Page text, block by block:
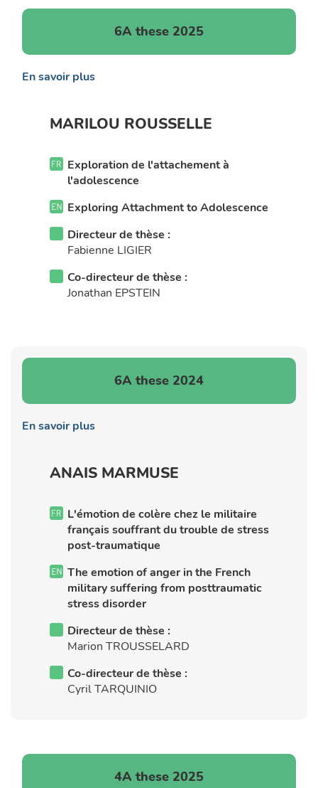
6A these 2025
En savoir plus
MARILOU ROUSSELLE
Exploration de l'attachement à
l'adolescence
Exploring Attachment to Adolescence
Directeur de thèse :
Fabienne LIGIER
Co-directeur de thèse :
Jonathan EPSTEIN
6A these 2024
En savoir plus
ANAIS MARMUSE
L'émotion de colère chez le militaire
français souffrant du trouble de stress
post-traumatique
The emotion of anger in the French
military suffering from posttraumatic
stress disorder
Directeur de thèse :
Marion TROUSSELARD
Co-directeur de thèse :
Cyril TARQUINIO
4A these 2025